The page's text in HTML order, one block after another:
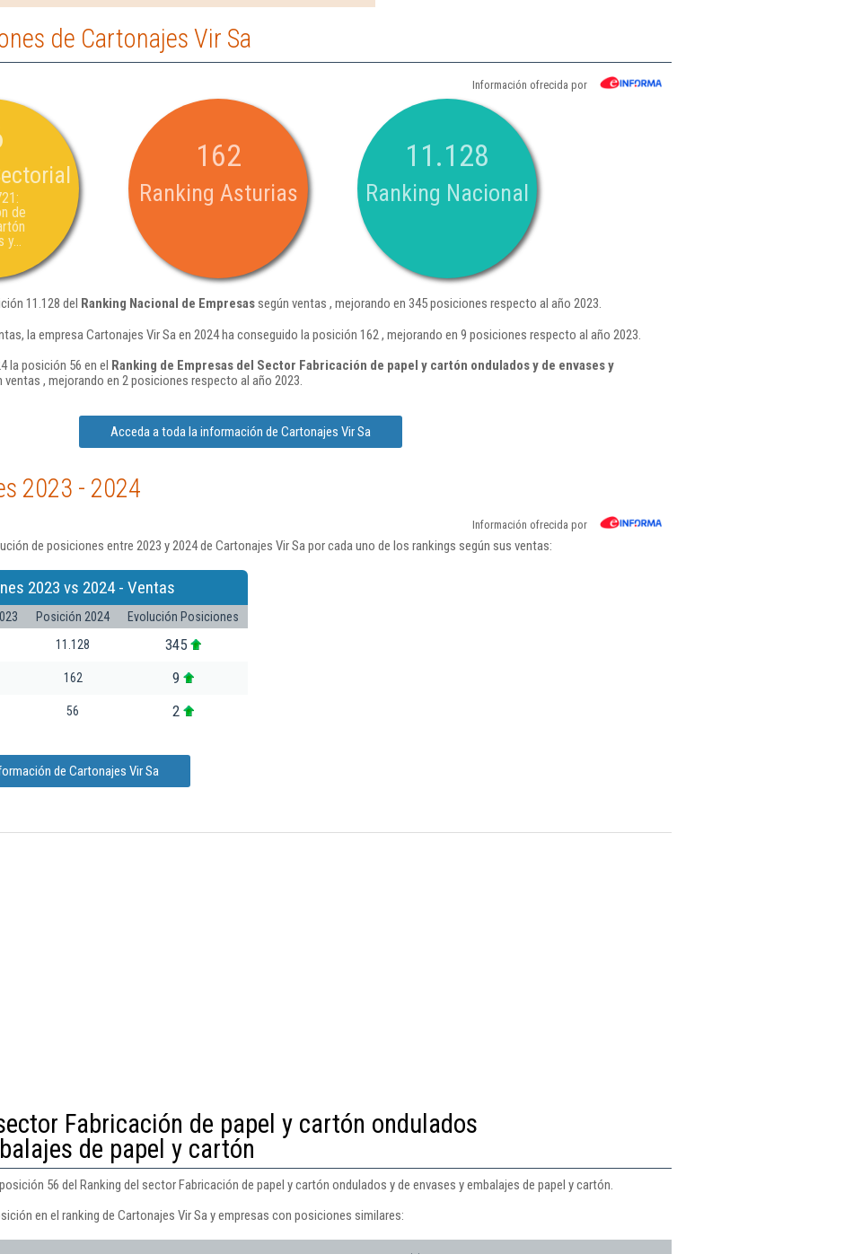
de Cartonajes Vir Sa
Información ofrecida por
de
y...
162
Ranking Asturias
11.128
Ranking Nacional
11.128 del Ranking Nacional de Empresassegún ventas , mejorando en 345 posiciones respecto al año 2023.
la empresa Cartonajes Vir Sa en 2024 ha conseguido la posición 162 , mejorando en 9 posiciones respecto al año 2023.
la posición 56 en el Ranking de Empresas del Sector Fabricación de papel y cartón ondulados y de envases y
ventas , mejorando en 2 posiciones respecto al año 2023.
Acceda a toda la información de Cartonajes Vir Sa
2023 - 2024
Información ofrecida por
de posiciones entre 2023 y 2024 de Cartonajes Vir Sa por cada uno de los rankings según sus ventas:
2023 vs 2024 - Ventas
Posición 2024
Evolución Posiciones
11.128 345
162 9
56 2
de Cartonajes Vir Sa
Fabricación de papel y cartón ondulados
de papel y cartón
56 del Ranking del sector Fabricación de papel y cartón ondulados y de envases y embalajes de papel y cartón.
en el ranking de Cartonajes Vir Sa y empresas con posiciones similares: